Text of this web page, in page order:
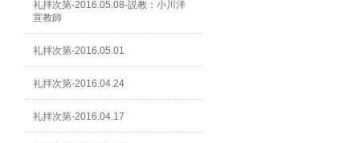
礼拝次第-2016.05.08-説教：小川洋
宣教師
礼拝次第-2016.05.01
礼拝次第-2016.04.24
礼拝次第-2016.04.17